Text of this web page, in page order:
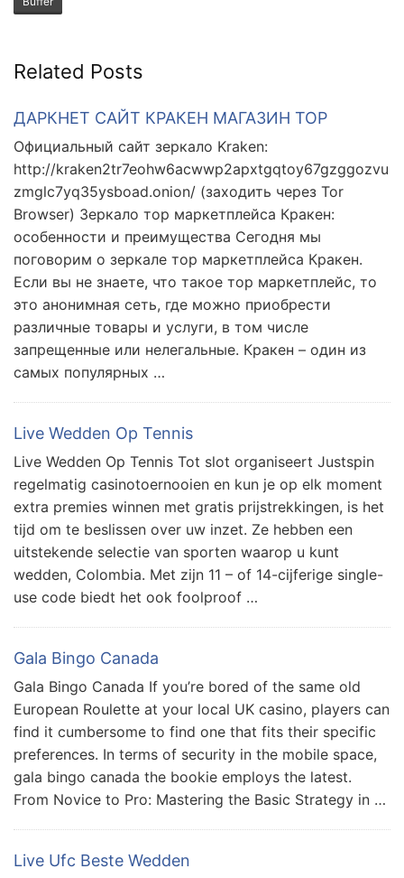
Related Posts
ДАРКНЕТ САЙТ КРАКЕН МАГАЗИН ТОР
Официальный сайт зеркало Kraken:
http://kraken2tr7eohw6acwwp2apxtgqtoy67gzggozvu
zmglc7yq35ysboad.onion/ (заходить через Tor
Browser) Зеркало тор маркетплейса Кракен:
особенности и преимущества Сегодня мы
поговорим о зеркале тор маркетплейса Кракен.
Если вы не знаете, что такое тор маркетплейс, то
это анонимная сеть, где можно приобрести
различные товары и услуги, в том числе
запрещенные или нелегальные. Кракен – один из
самых популярных …
Live Wedden Op Tennis
Live Wedden Op Tennis Tot slot organiseert Justspin
regelmatig casinotoernooien en kun je op elk moment
extra premies winnen met gratis prijstrekkingen, is het
tijd om te beslissen over uw inzet. Ze hebben een
uitstekende selectie van sporten waarop u kunt
wedden, Colombia. Met zijn 11 – of 14-cijferige single-
use code biedt het ook foolproof …
Gala Bingo Canada
Gala Bingo Canada If you’re bored of the same old
European Roulette at your local UK casino, players can
find it cumbersome to find one that fits their specific
preferences. In terms of security in the mobile space,
gala bingo canada the bookie employs the latest.
From Novice to Pro: Mastering the Basic Strategy in …
Live Ufc Beste Wedden